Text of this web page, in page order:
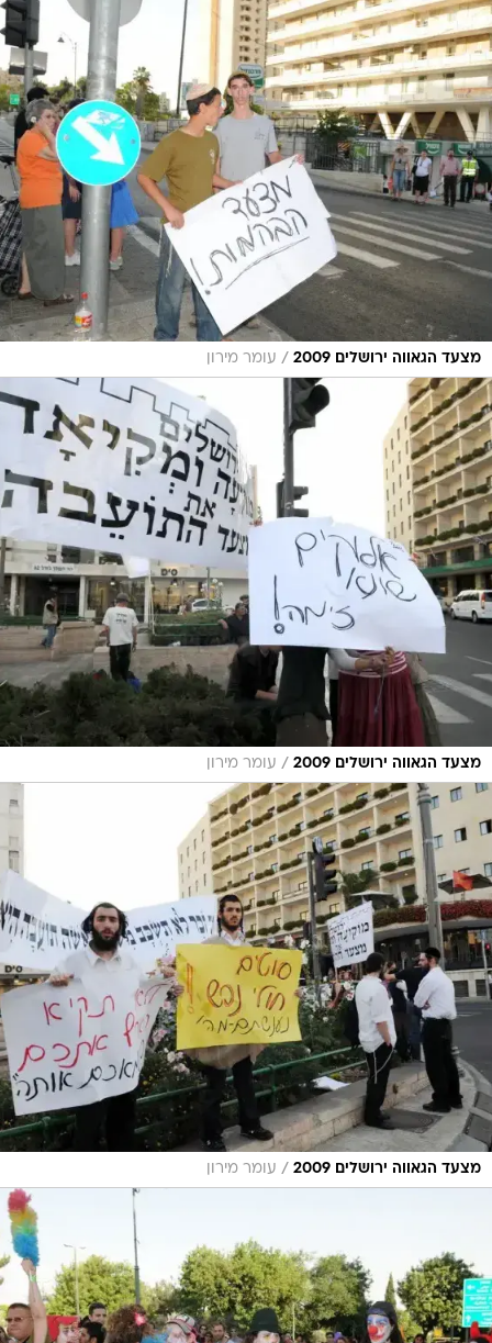
מצעד הגאווה ירושלים 2009 / עומר מירון
מצעד הגאווה ירושלים 2009 / עומר מירון
מצעד הגאווה ירושלים 2009 / עומר מירון